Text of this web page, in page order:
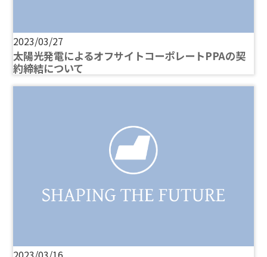
2023/03/27
太陽光発電によるオフサイトコーポレートPPAの契
約締結について